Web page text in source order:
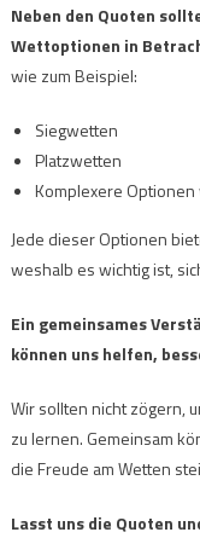
Neben den Quoten
Wettoptionen in
wie zum Beispiel:
Siegwetten
Platzwetten
Komplexere
Jede dieser Optionen
weshalb es wichtig ist,
Ein gemeinsames
können uns helfen,
Wir sollten nicht zögern,
zu lernen. Gemeinsam
die Freude am Wetten
Lasst uns die Quoten